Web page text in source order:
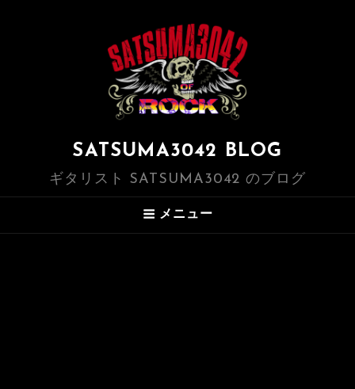
SATSUMA3042 BLOG
ギタリスト SATSUMA3042 のブログ
メニュー